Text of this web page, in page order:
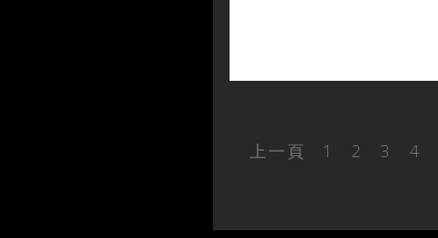
上一頁 1 2 3 4